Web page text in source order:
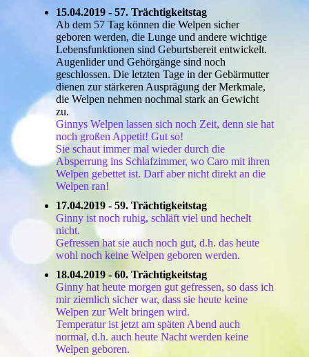
15.04.2019 - 57. Trächtigkeitstag
Ab dem 57 Tag können die Welpen sicher
geboren werden, die Lunge und andere wichtige
Lebensfunktionen sind Geburtsbereit entwickelt.
Augenlider und Gehörgänge sind noch
geschlossen. Die letzten Tage in der Gebärmutter
dienen zur stärkeren Ausprägung der Merkmale,
die Welpen nehmen nochmal stark an Gewicht
zu.
Ginnys Welpen lassen sich noch Zeit, denn sie hat
noch großen Appetit! Gut so!
Sie schaut immer mal wieder durch die
Absperrung ins Schlafzimmer, wo Caro mit ihren
Welpen gebettet ist. Darf aber nicht direkt an die
Welpen ran!
17.04.2019 - 59. Trächtigkeitstag
Ginny ist noch ruhig, schläft viel und hechelt
nicht.
Gefressen hat sie auch noch gut, d.h. das heute
wohl noch keine Welpen geboren werden.
18.04.2019 - 60. Trächtigkeitstag
Ginny hat heute morgen gut gefressen, so dass ich
mir ziemlich sicher war, dass sie heute keine
Welpen zur Welt bringen wird.
Temperatur ist jetzt am späten Abend auch
normal, d.h. auch heute Nacht werden keine
Welpen geboren.